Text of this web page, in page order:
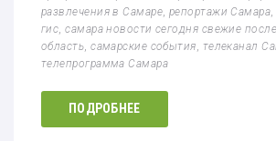
развлечения в Самаре репортажи Самара
гис ,самара новости сегодня свежие
область ,самарские события телеканал
телепрограмма Самара
ПОДРОБНЕЕ